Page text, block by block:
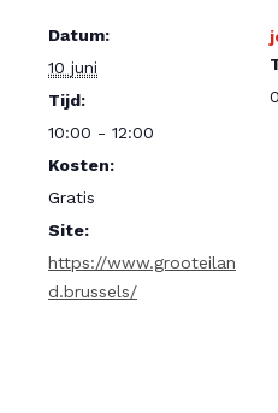
Datum:
10 juni
Tijd:
10:00 - 12:00
Kosten:
Gratis
Site:
https://www.grooteilan
d.brussels/